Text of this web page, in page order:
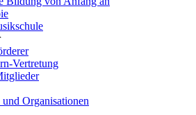
Vertretung
Organisationen